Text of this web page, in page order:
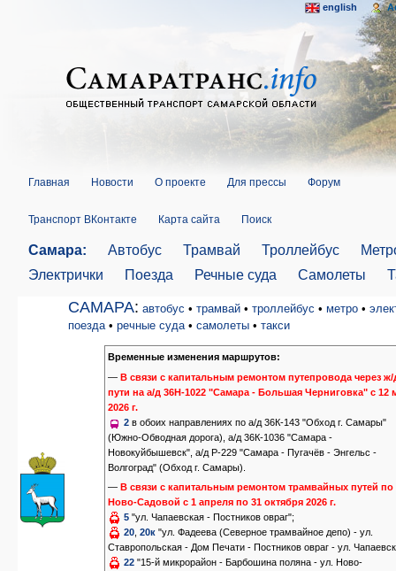
Главная Новости О проекте Для прессы Форум
Транспорт ВКонтакте Карта сайта Поиск
Самара: Автобус Трамвай Троллейбус
Электрички
Поезда Речные суда Самолеты
САМАРА: автобус • трамвай • троллейбус • метро •
поезда • речные суда • самолеты • такси
Временные изменения маршрутов:
—В связи с капитальным ремонтом путепровода через ж/
пути на а/д 36Н-1022 "Самара - Большая Черниговка" с 12
2026 г.
2 в обоих направлениях по а/д 36К-143 "Обход г. Самары"
(Южно-Обводная дорога), а/д 36К-1036 "Самара -
Новокуйбышевск", а/д Р-229 "Самара - Пугачёв - Энгельс -
Волгоград" (Обход г. Самары).
— В связи с капитальным ремонтом трамвайных путей по
Ново-Садовой с 1 апреля по 31 октября 2026 г.
5 "ул. Чапаевская - Постников овраг";
20 ,20к "ул. Фадеева (Северное трамвайное депо) - ул.
Ставропольская - Дом Печати - Постников овраг - ул.
22 "15-й микрорайон - Барбошина поляна - ул. Ново-
english